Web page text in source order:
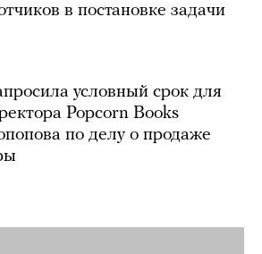
в постановке задачи
условный срок для
Popcorn Books
по делу о продаже